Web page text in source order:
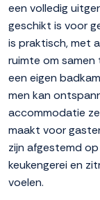
een volledig
geschikt is voor
is praktisch, met
ruimte om samen
een eigen
men kan
accommodatie
maakt voor
zijn afgestemd
keukengerei en
voelen.